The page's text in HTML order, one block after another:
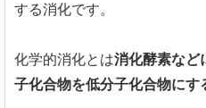
する消化です。
化学的消化とは消化酵素など
子化合物を低分子化合物にす